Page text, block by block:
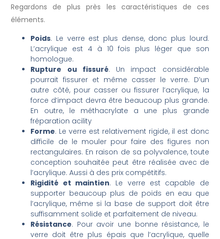
Regardons de plus près les caractéristiques de ces
éléments.
Poids. Le verre est plus dense, donc plus lourd.
L’acrylique est 4 à 10 fois plus léger que son
homologue.
Rupture ou fissuré. Un impact considérable
pourrait fissurer et même casser le verre. D’un
autre côté, pour casser ou fissurer l’acrylique, la
force d’impact devra être beaucoup plus grande.
En outre, le méthacrylate a une plus grande
fréparation acility
Forme. Le verre est relativement rigide, il est donc
difficile de le mouler pour faire des figures non
rectangulaires. En raison de sa polyvalence, toute
conception souhaitée peut être réalisée avec de
l’acrylique. Aussi à des prix compétitifs.
Rigidité et maintien. Le verre est capable de
supporter beaucoup plus de poids en eau que
l’acrylique, même si la base de support doit être
suffisamment solide et parfaitement de niveau.
Résistance. Pour avoir une bonne résistance, le
verre doit être plus épais que l’acrylique, quelle